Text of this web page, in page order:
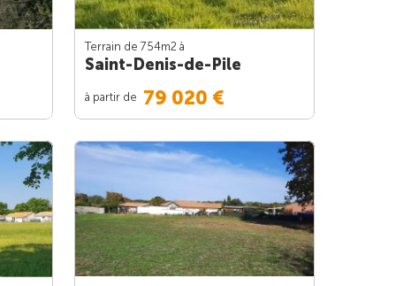
Terrain de 754m2 à
Saint-Denis-de-Pile
à partir de 79 020 €